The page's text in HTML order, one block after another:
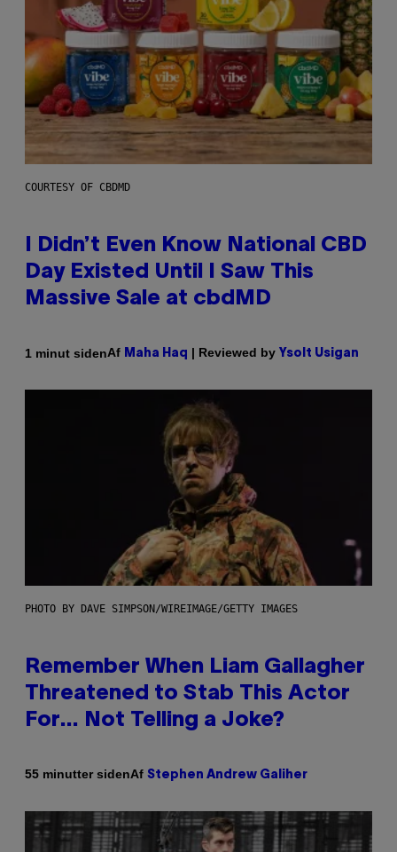
COURTESY OF CBDMD
I Didn’t Even Know National CBD
Day Existed Until I Saw This
Massive Sale at cbdMD
1 minut sidenAf Maha Haq | Reviewed by Ysolt Usigan
PHOTO BY DAVE SIMPSON/WIREIMAGE/GETTY IMAGES
Remember When Liam Gallagher
Threatened to Stab This Actor
For… Not Telling a Joke?
55 minutter sidenAf Stephen Andrew Galiher